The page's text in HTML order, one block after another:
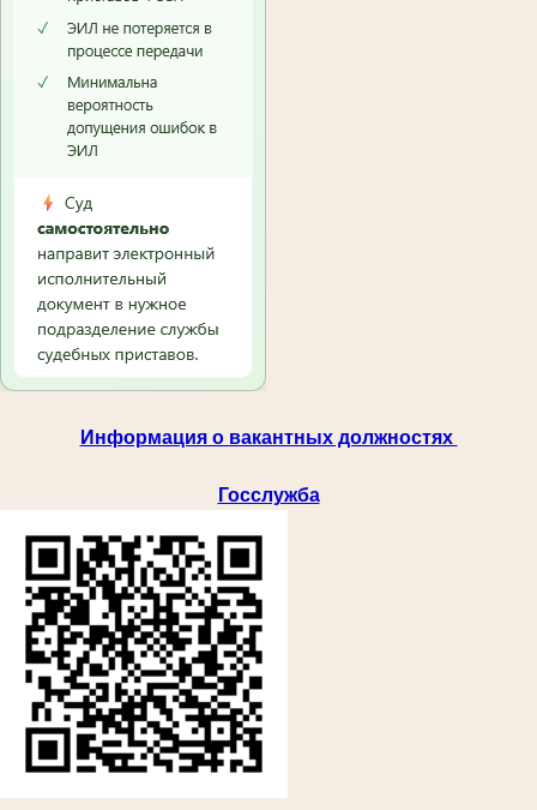
Информация о вакантных должностях
Госслужба